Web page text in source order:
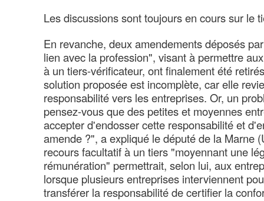
Les discussions sont toujours en cours sur le
En revanche, deux amendements déposés
lien avec la profession", visant à permettre
à un tiers-vérificateur, ont finalement été
solution proposée est incomplète, car elle
responsabilité vers les entreprises. Or, un
pensez-vous que des petites et moyennes
accepter d'endosser cette responsabilité et
amende ?", a expliqué le député de la Marne
recours facultatif à un tiers "moyennant une
rémunération" permettrait, selon lui, aux
lorsque plusieurs entreprises interviennent
transférer la responsabilité de certifier la